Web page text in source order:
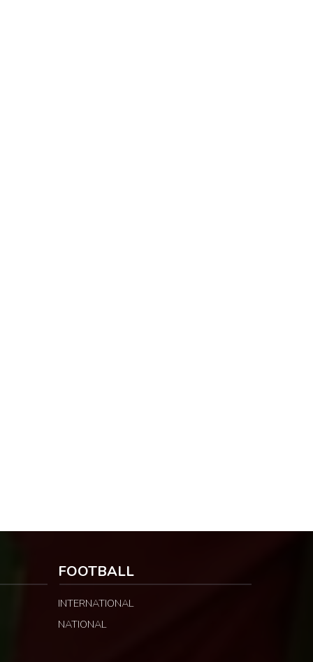
FOOTBALL
INTERNATIONAL
NATIONAL